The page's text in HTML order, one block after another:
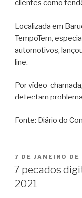
clientes como
Localizada em
TempoTem,
automotivos,
line.
Por vídeo-
detectam
Fonte: Diário do
7 DE JANEIRO DE
7 pecados
2021